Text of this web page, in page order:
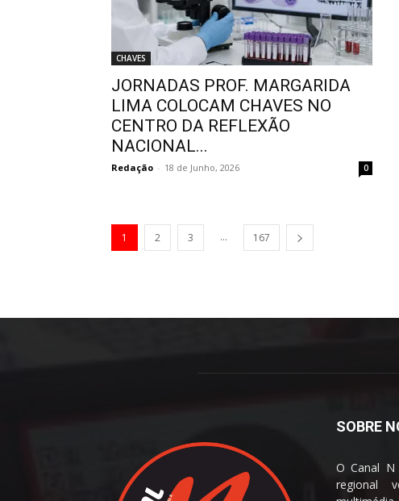
CHAVES
JORNADAS PROF. MARGARIDA
LIMA COLOCAM CHAVES NO
CENTRO DA REFLEXÃO
NACIONAL...
Redação - 18 de Junho, 2026 0
1 2 3 ... 167
SOBRE
O Canal N
regional